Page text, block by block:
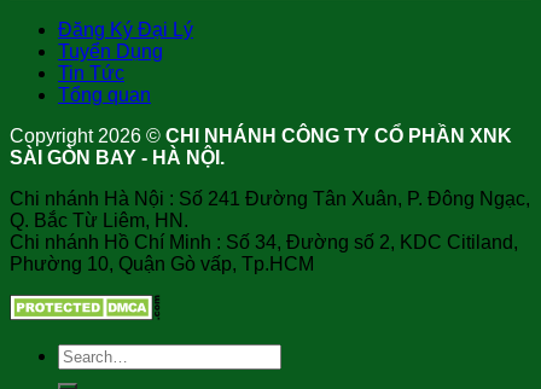
Đăng Ký Đại Lý
Tuyển Dụng
Tin Tức
Tổng quan
Copyright 2026 © CHI NHÁNH CÔNG TY CỔ PHẦN XNK
SÀI GÒN BAY - HÀ NỘI.
Chi nhánh Hà Nội : Số 241 Đường Tân Xuân, P. Đông Ngạc,
Q. Bắc Từ Liêm, HN.
Chi nhánh Hồ Chí Minh : Số 34, Đường số 2, KDC Citiland,
Phường 10, Quận Gò vấp, Tp.HCM